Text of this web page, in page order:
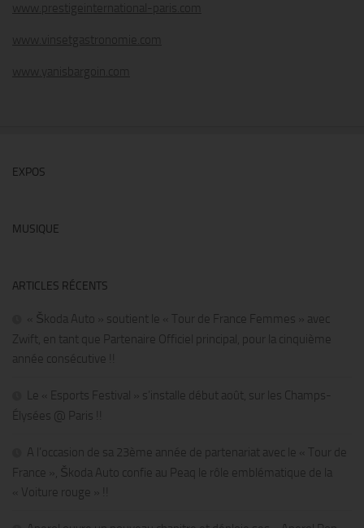
www.prestigeinternational-paris.com
www.vinsetgastronomie.com
www.yanisbargoin.com
EXPOS
MUSIQUE
ARTICLES RÉCENTS
« Škoda Auto » soutient le « Tour de France Femmes » avec
Zwift, en tant que Partenaire Officiel principal, pour la cinquième
année consécutive !!
Le « Esports Festival » s’installe début août, sur les Champs-
Élysées @ Paris !!
A l’occasion de sa 23ème année de partenariat avec le « Tour de
France », Škoda Auto confie au Peaq le rôle emblématique de la
« Voiture rouge » !!